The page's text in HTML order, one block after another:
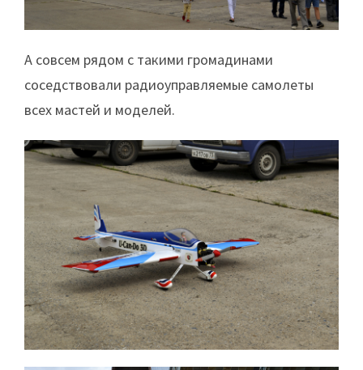
А совсем рядом с такими громадинами
соседствовали радиоуправляемые самолеты
всех мастей и моделей.